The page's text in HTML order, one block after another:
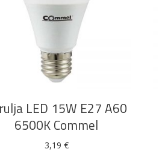
DODAJ U KOŠARICU
LED 15W E27 A60
6500K Commel
3,19 €